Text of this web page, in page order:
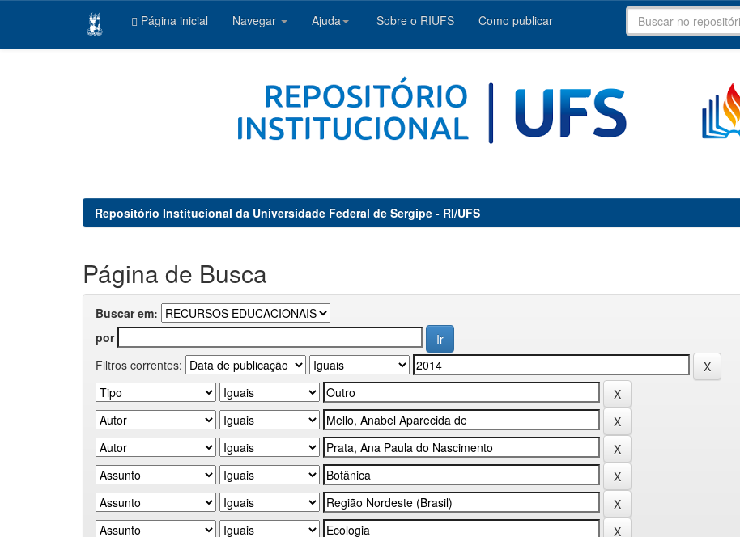
Página inicial Navegar Ajuda Sobre o RIUFS Como publicar
Repositório Institucional da Universidade Federal de Sergipe - RI/UFS
Página de Busca
Buscar em:
por
Filtros correntes: